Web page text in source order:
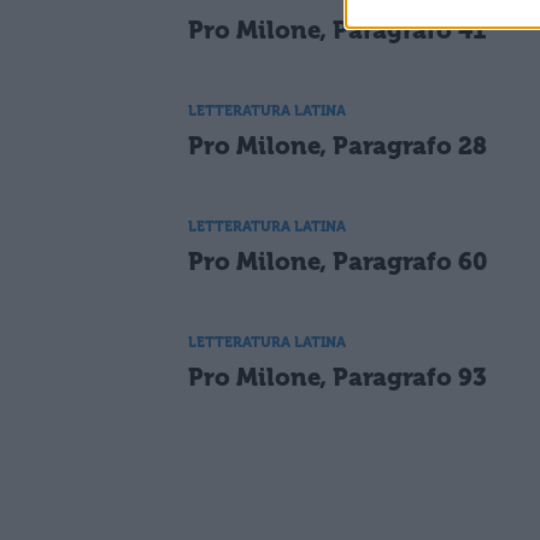
Pro Milone, Paragrafo 41
LETTERATURA LATINA
Pro Milone, Paragrafo 28
LETTERATURA LATINA
Pro Milone, Paragrafo 60
LETTERATURA LATINA
Pro Milone, Paragrafo 93